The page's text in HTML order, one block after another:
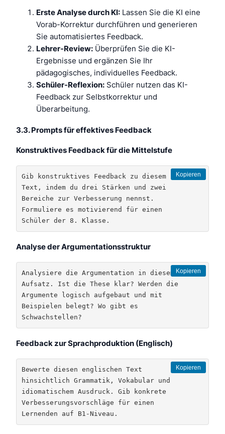
Erste Analyse durch KI: Lassen Sie die KI eine
Vorab-Korrektur durchführen und generieren
Sie automatisiertes Feedback.
Lehrer-Review: Überprüfen Sie die KI-
Ergebnisse und ergänzen Sie Ihr
pädagogisches, individuelles Feedback.
Schüler-Reflexion: Schüler nutzen das KI-
Feedback zur Selbstkorrektur und
Überarbeitung.
3.3. Prompts für effektives Feedback
Konstruktives Feedback für die Mittelstufe
Gib konstruktives Feedback zu diesem
Text, indem du drei Stärken und zwei
Bereiche zur Verbesserung nennst.
Formuliere es motivierend für einen
Schüler der 8. Klasse.
Kopieren
Analyse der Argumentationsstruktur
Analysiere die Argumentation in diesem
Aufsatz. Ist die These klar? Werden die
Argumente logisch aufgebaut und mit
Beispielen belegt? Wo gibt es
Schwachstellen?
Kopieren
Feedback zur Sprachproduktion (Englisch)
Bewerte diesen englischen Text
hinsichtlich Grammatik, Vokabular und
idiomatischem Ausdruck. Gib konkrete
Verbesserungsvorschläge für einen
Lernenden auf B1-Niveau.
Kopieren